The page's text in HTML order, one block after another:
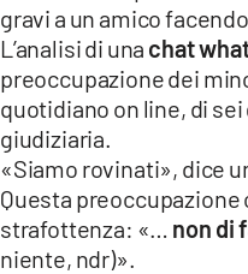
gravi a un amico
L’analisi di una chat
preoccupazione dei
quotidiano on line, di
giudiziaria.
«Siamo rovinati», dice
Questa preoccupazione
strafottenza: «… non di
niente, ndr)».